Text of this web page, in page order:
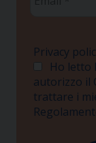
Privacy
Ho letto
autorizzo il
trattare i